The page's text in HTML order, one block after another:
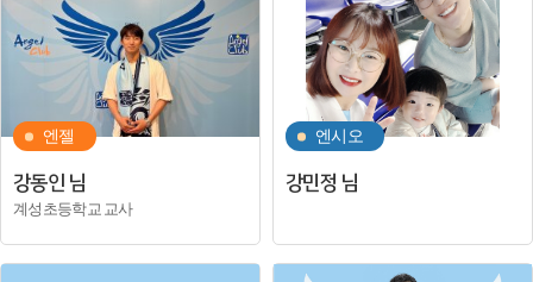
엔젤
강동인 님
계성초등학교 교사
엔시오
강민정 님